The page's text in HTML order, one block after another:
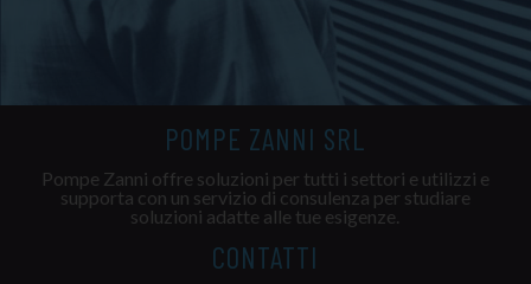
POMPE ZANNI SRL
Pompe Zanni offre soluzioni per tutti i settori e utilizzi e
supporta con un servizio di consulenza per studiare
soluzioni adatte alle tue esigenze.
CONTATTI